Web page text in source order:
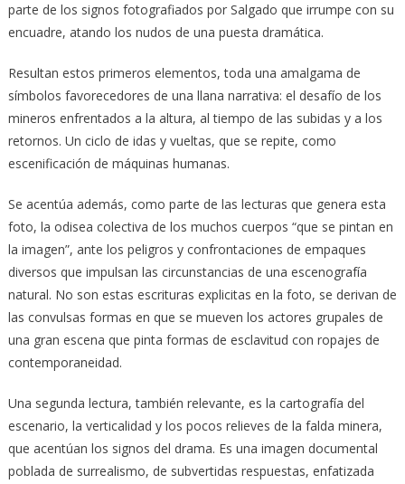
parte de los signos fotografiados por Salgado que irrumpe con su
encuadre, atando los nudos de una puesta dramática.
Resultan estos primeros elementos, toda una amalgama de
símbolos favorecedores de una llana narrativa: el desafío de los
mineros enfrentados a la altura, al tiempo de las subidas y a los
retornos. Un ciclo de idas y vueltas, que se repite, como
escenificación de máquinas humanas.
Se acentúa además, como parte de las lecturas que genera esta
foto, la odisea colectiva de los muchos cuerpos “que se pintan en
la imagen”, ante los peligros y confrontaciones de empaques
diversos que impulsan las circunstancias de una escenografía
natural. No son estas escrituras explicitas en la foto, se derivan de
las convulsas formas en que se mueven los actores grupales de
una gran escena que pinta formas de esclavitud con ropajes de
contemporaneidad.
Una segunda lectura, también relevante, es la cartografía del
escenario, la verticalidad y los pocos relieves de la falda minera,
que acentúan los signos del drama. Es una imagen documental
poblada de surrealismo, de subvertidas respuestas, enfatizada